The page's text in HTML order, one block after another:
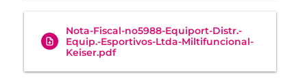
Nota-Fiscal-no5988-Equiport-Distr.-
Equip.-Esportivos-Ltda-Miltifuncional-
Keiser.pdf